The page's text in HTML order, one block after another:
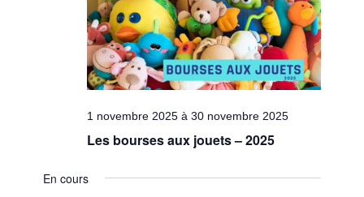
1 novembre 2025 à30 novembre 2025
Les bourses aux jouets – 2025
En cours